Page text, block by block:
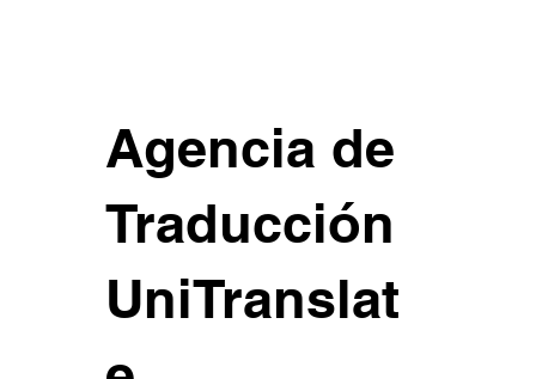
Agencia de
Traducción
UniTranslat